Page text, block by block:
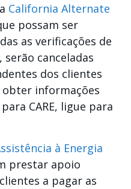
California Alternate
possam ser
as verificações de
canceladas
dos clientes
obter informações
CARE, ligue para
à Energia
prestar apoio
a pagar as